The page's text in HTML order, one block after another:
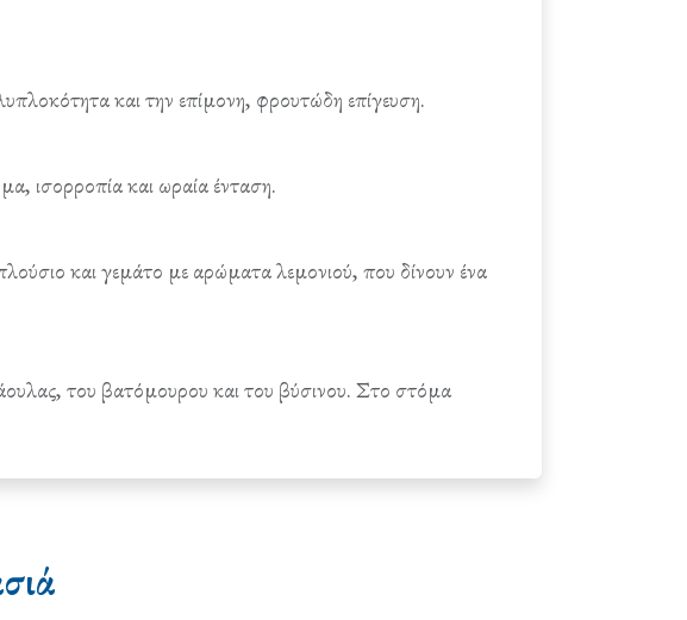
και την επίμονη, φρουτώδη επίγευση.
ισορροπία και ωραία ένταση.
και γεμάτο με αρώματα λεμονιού, που δίνουν ένα
του βατόμουρου και του βύσινου. Στο στόμα